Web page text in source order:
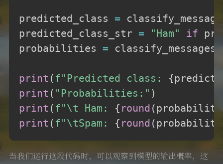
predicted_class =
predicted_class_str = "Ham" if
probabilities = classify_messages (
print ( f"Predicted class: {
print ( "Probabilities:" )
print ( f"\t Ham: { round (
print ( f"\tSpam: { round (
当我们运行这段代码时，可以观察到模型的输出概率，这